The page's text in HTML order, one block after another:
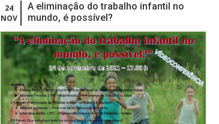
24
NOV
A eliminação do trabalho infantil no
mundo, é possível?